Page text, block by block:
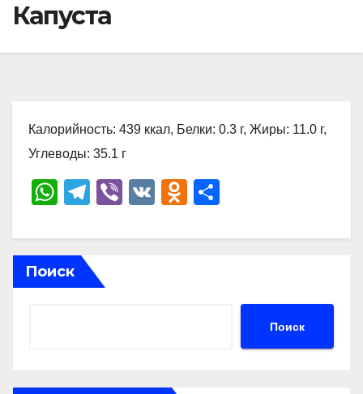
Капуста
Калорийность: 439 ккал, Белки: 0.3 г, Жиры: 11.0 г,
Углеводы: 35.1 г
W
at
s
A
T
e
gr
a
Vi
er
V
O
n
р
ть
Поиск
Поиск